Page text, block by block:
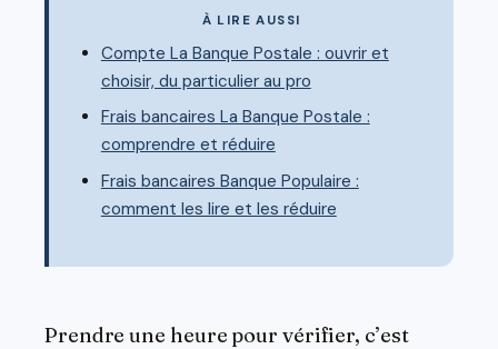
À LIRE AUSSI
Compte La Banque Postale : ouvrir et
choisir, du particulier au pro
Frais bancaires La Banque Postale :
comprendre et réduire
Frais bancaires Banque Populaire :
comment les lire et les réduire
Prendre une heure pour vérifier, c’est